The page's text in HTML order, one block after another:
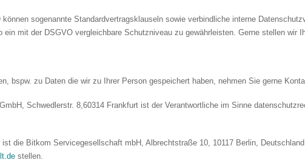
sogenannte Standardvertragsklauseln sowie verbindliche interne
ein mit der DSGVO vergleichbare Schutzniveau zu gewährleisten. Gerne stellen wir
bspw. zu Daten die wir zu Ihrer Person gespeichert haben, nehmen Sie gerne
Schwedlerstr. 8,60314 Frankfurt ist der Verantwortliche im Sinne
die Bitkom Servicegesellschaft mbH, Albrechtstraße 10, 10117 Berlin,
stellen.